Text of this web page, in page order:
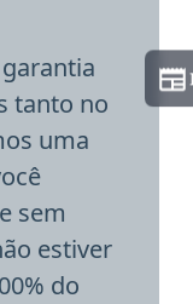
tanto no
uma
sem
estiver
do